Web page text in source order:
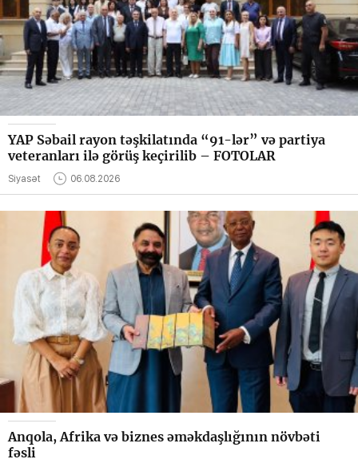
YAP Səbail rayon təşkilatında “91-lər” və partiya
veteranları ilə görüş keçirilib – FOTOLAR
Siyasət 06.08.2026
Anqola, Afrika və biznes əməkdaşlığının növbəti
fəsli